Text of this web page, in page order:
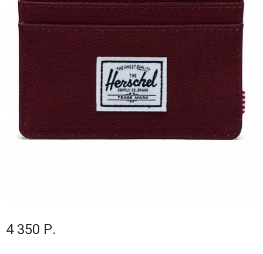
4 350 Р.